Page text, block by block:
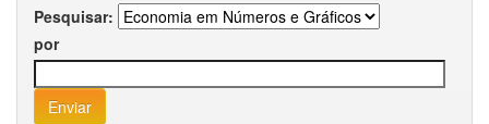
Pesquisar:
por